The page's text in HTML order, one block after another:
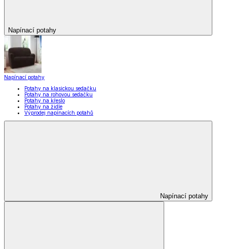
Napínací potahy
Napínací potahy
Potahy na klasickou sedačku
Potahy na rohovou sedačku
Potahy na křeslo
Potahy na židle
Výprodej napínacích potahů
Napínací potahy